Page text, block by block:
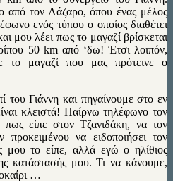
από τον Λάζαρο, όπου ένας μέλος
ενός τύπου ο οποίος διαθέτει
μου λέει πως το μαγαζί βρίσκεται
50 km από ‘δω! Έτσι λοιπόν,
το μαγαζί που μας πρότεινε ο
του Γιάννη και πηγαίνουμε στο εν
κλειστά! Παίρνω τηλέφωνο τον
πως είπε στον Τζανιδάκη, να τον
να ειδοποιήσει τον
μου το είπε, αλλά εγώ ο ηλίθιος
κατάστασής μου. Τι να κάνουμε,
…